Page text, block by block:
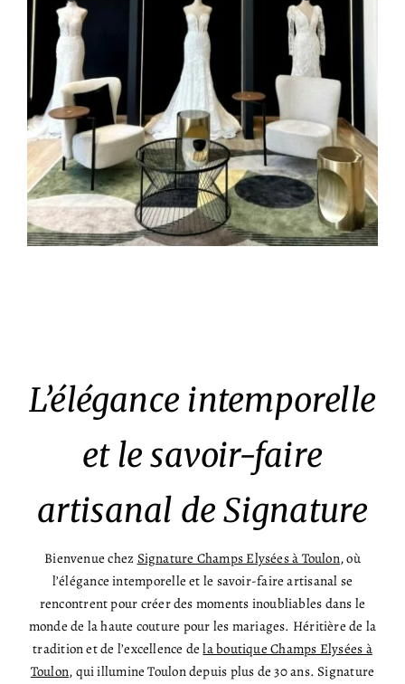
L’élégance intemporelle
et le savoir-faire
artisanal de Signature
Bienvenue chez Signature Champs Elysées à Toulon, où
l’élégance intemporelle et le savoir-faire artisanal se
rencontrent pour créer des moments inoubliables dans le
monde de la haute couture pour les mariages. Héritière de la
tradition et de l’excellence dela boutique Champs Elysées à
Toulon, qui illumine Toulon depuis plus de 30 ans. Signature